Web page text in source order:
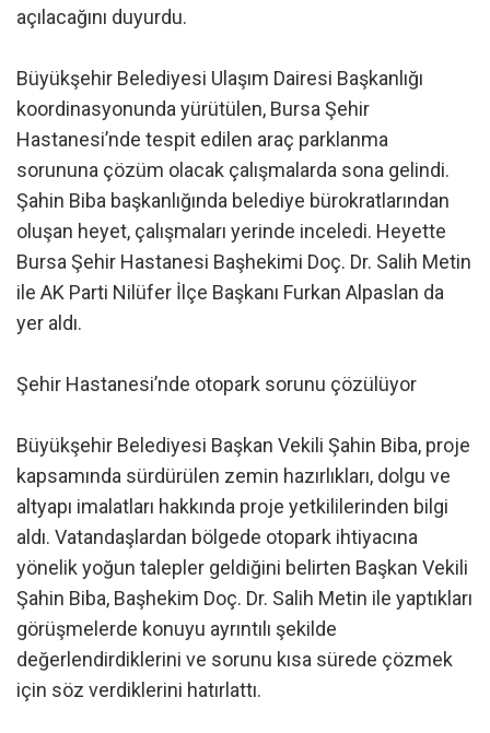
açılacağını duyurdu.
Büyükşehir Belediyesi Ulaşım Dairesi Başkanlığı
koordinasyonunda yürütülen, Bursa Şehir
Hastanesi’nde tespit edilen araç parklanma
sorununa çözüm olacak çalışmalarda sona gelindi.
Şahin Biba başkanlığında belediye bürokratlarından
oluşan heyet, çalışmaları yerinde inceledi. Heyette
Bursa Şehir Hastanesi Başhekimi Doç. Dr. Salih Metin
ile AK Parti Nilüfer İlçe Başkanı Furkan Alpaslan da
yer aldı.
Şehir Hastanesi’nde otopark sorunu çözülüyor
Büyükşehir Belediyesi Başkan Vekili Şahin Biba, proje
kapsamında sürdürülen zemin hazırlıkları, dolgu ve
altyapı imalatları hakkında proje yetkililerinden bilgi
aldı. Vatandaşlardan bölgede otopark ihtiyacına
yönelik yoğun talepler geldiğini belirten Başkan Vekili
Şahin Biba, Başhekim Doç. Dr. Salih Metin ile yaptıkları
görüşmelerde konuyu ayrıntılı şekilde
değerlendirdiklerini ve sorunu kısa sürede çözmek
için söz verdiklerini hatırlattı.